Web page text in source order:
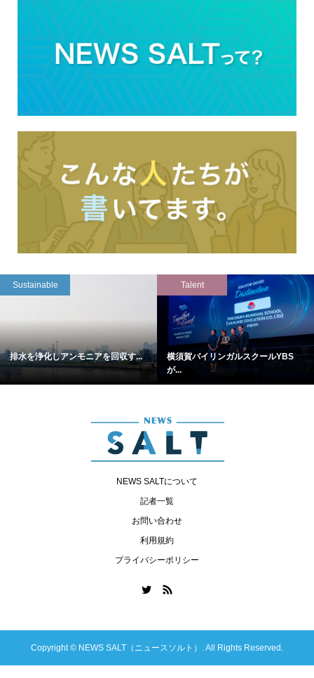
Sustainable
排水を浄化しアンモニアを回収す...
Talent
横須賀バイリンガルスクールYBS
が...
NEWS SALTについて
記者一覧
お問い合わせ
利用規約
プライバシーポリシー
Copyright © NEWS SALT（ニュースソルト）. All Rights Reserved.